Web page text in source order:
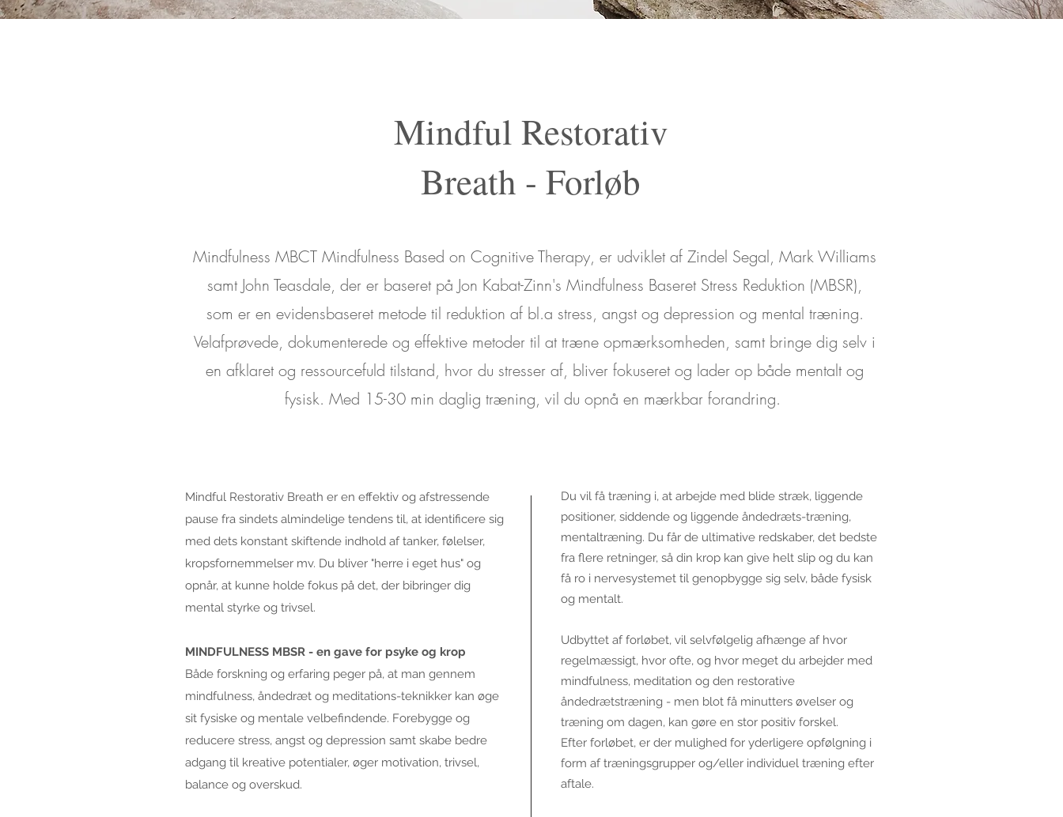
Mindful Restorativ
Breath - Forløb
Mindfulness MBCT Mindfulness Based on Cognitive Therapy, er udviklet af Zindel Segal, Mark Williams
samt John Teasdale, der er baseret på Jon Kabat-Zinn's Mindfulness Baseret Stress Reduktion (MBSR),
som er en evidensbaseret metode til reduktion af bl.a stress, angst og depression og mental træning.
Velafprøvede, dokumenterede og effektive metoder til at træne opmærksomheden, samt bringe dig selv i
en afklaret og ressourcefuld tilstand, hvor du stresser af, bliver fokuseret og lader op både mentalt og
fysisk. Med 15-30 min daglig træning, vil du opnå en mærkbar forandring.
Mindful Restorativ Breath er en effektiv og afstressende
pause fra sindets almindelige tendens til, at identificere sig
med dets konstant skiftende indhold af tanker, følelser,
kropsfornemmelser mv. Du bliver "herre i eget hus" og
opnår, at kunne holde fokus på det, der bibringer dig
mental styrke og trivsel.
MINDFULNESS MBSR - en gave for psyke og krop
Både forskning og erfaring peger på, at man gennem
mindfulness, åndedræt og meditations-teknikker kan øge
sit fysiske og mentale velbefindende. Forebygge og
reducere stress, angst og depression samt skabe bedre
adgang til kreative potentialer, øger motivation, trivsel,
balance og overskud.
Du vil få træning i, at arbejde med blide stræk, liggende
positioner, siddende og liggende åndedræts-træning,
mentaltræning. Du får de ultimative redskaber, det bedste
fra flere retninger, så din krop kan give helt slip og du kan
få ro i nervesystemet til genopbygge sig selv, både fysisk
og mentalt.
Udbyttet af forløbet, vil selvfølgelig afhænge af hvor
regelmæssigt, hvor ofte, og hvor meget du arbejder med
mindfulness, meditation og den restorative
åndedrætstræning - men blot få minutters øvelser og
træning om dagen, kan gøre en stor positiv forskel.
Efter forløbet, er der mulighed for yderligere opfølgning i
form af træningsgrupper og/eller individuel træning efter
aftale.